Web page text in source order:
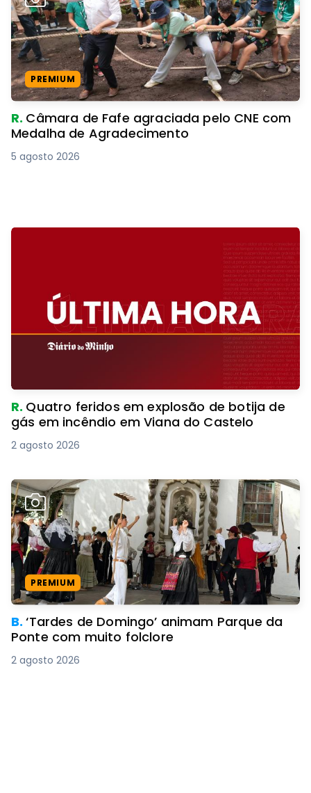
PREMIUM
R. Câmara de Fafe agraciada pelo CNE com
Medalha de Agradecimento
5 agosto 2026
R. Quatro feridos em explosão de botija de
gás em incêndio em Viana do Castelo
2 agosto 2026
PREMIUM
B.‘Tardes de Domingo’ animam Parque da
Ponte com muito folclore
2 agosto 2026